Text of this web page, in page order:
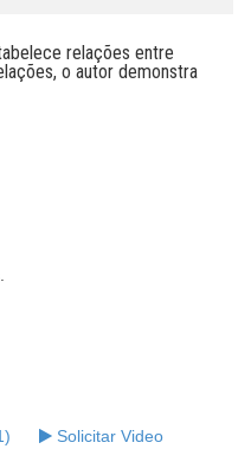
relações entre
o autor demonstra
Solicitar Video